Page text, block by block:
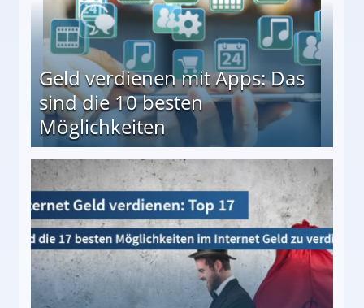
Geld verdienen mit Apps: Das
sind die 10 besten
Möglichkeiten
besten Möglichkeiten